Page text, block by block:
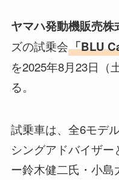
ヤマハ発動機販売株
ズの試乗会「BLU
を2025年8月23日（
る。
試乗車は、全6モデ
シングアドバイザ
ー鈴木健二氏・小島